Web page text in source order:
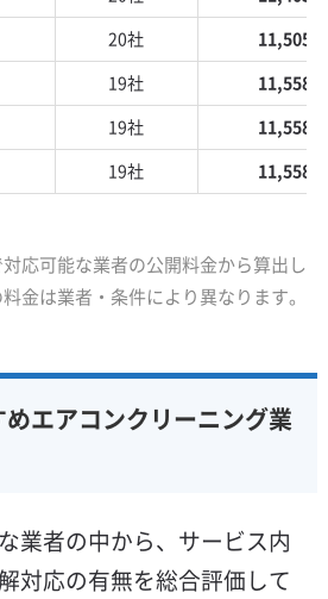
20社
11,505円
19社
11,558円
19社
11,558円
19社 11,558円
応可能な業者の公開料金から算出し
金は業者・条件により異なります。
エアコンクリーニング業
業者の中から、サービス内
対応の有無を総合評価して